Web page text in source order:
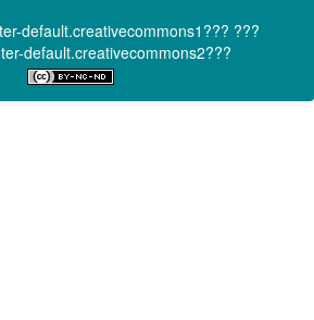
default.creativecommons1??? ???
default.creativecommons2???